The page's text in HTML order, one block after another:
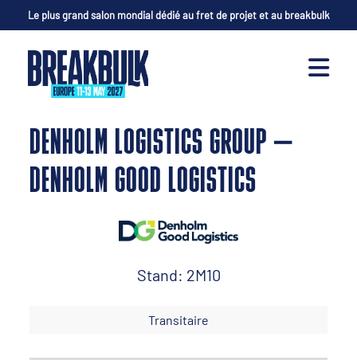
Le plus grand salon mondial dédié au fret de projet et au breakbulk
DENHOLM LOGISTICS GROUP –
DENHOLM GOOD LOGISTICS
Stand: 2M10
Transitaire